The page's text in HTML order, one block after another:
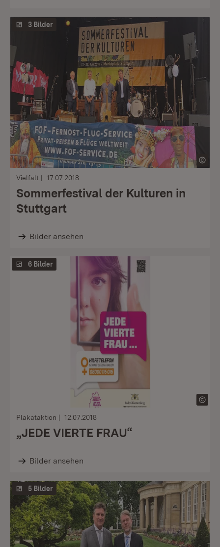
3 Bilder
Vielfalt 17.07.2018
Sommerfestival der Kulturen in
Stuttgart
Bilder ansehen
6 Bilder
Plakataktion 12.07.2018
„JEDE VIERTE FRAU“
Bilder ansehen
5 Bilder